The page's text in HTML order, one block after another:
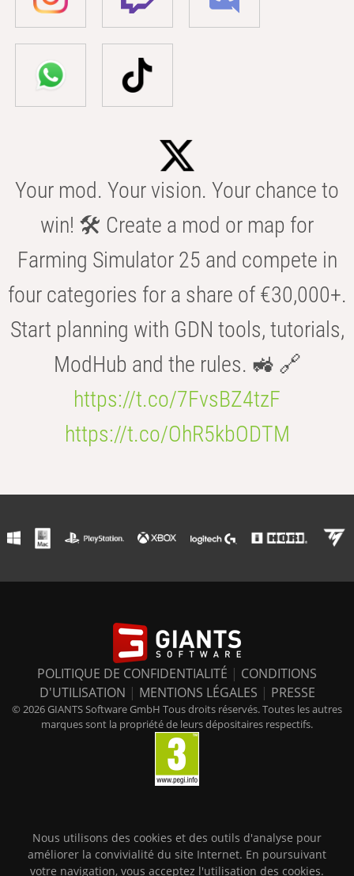
Your mod. Your vision. Your chance to
win! 🛠️ Create a mod or map for
Farming Simulator 25 and compete in
four categories for a share of €30,000+.
Start planning with GDN tools, tutorials,
ModHub and the rules. 🚜 🔗
https://t.co/7FvsBZ4tzF
https://t.co/OhR5kbODTM
POLITIQUE DE CONFIDENTIALITÉ | CONDITIONS
D'UTILISATION | MENTIONS LÉGALES | PRESSE
© 2026 GIANTS Software GmbH Tous droits réservés. Toutes les autres
marques sont la propriété de leurs dépositaires respectifs.
Nous utilisons des cookies et des outils d'analyse pour
améliorer la convivialité du site Internet. En poursuivant
votre navigation, vous acceptez l'utilisation des cookies.